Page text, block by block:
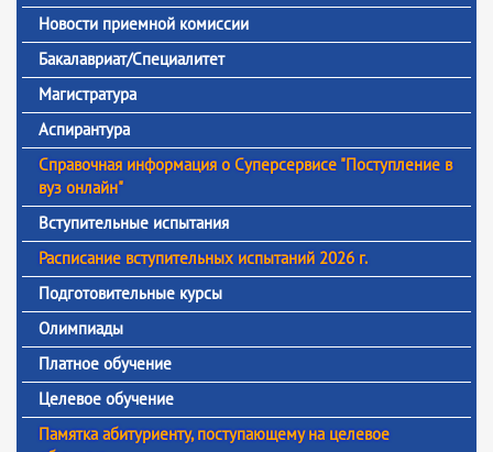
Новости приемной комиссии
Бакалавриат/Специалитет
Магистратура
Аспирантура
Справочная информация о Суперсервисе "Поступление в
вуз онлайн"
Вступительные испытания
Расписание вступительных испытаний 2026 г.
Подготовительные курсы
Олимпиады
Платное обучение
Целевое обучение
Памятка абитуриенту, поступающему на целевое